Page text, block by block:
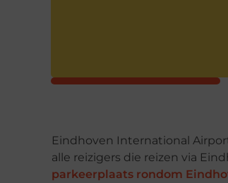
Eindhoven International
alle reizigers die reizen via
parkeerplaats rondom